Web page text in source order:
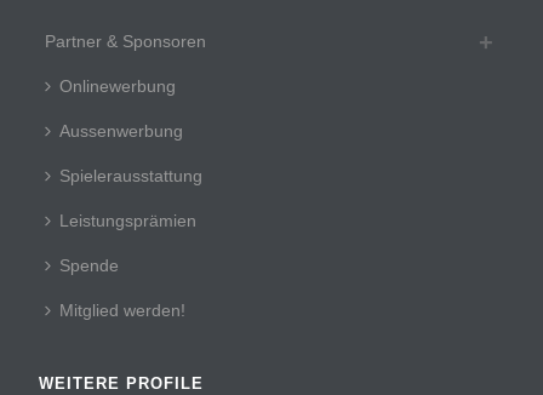
Partner & Sponsoren
Onlinewerbung
Aussenwerbung
Spielerausstattung
Leistungsprämien
Spende
Mitglied werden!
WEITERE PROFILE